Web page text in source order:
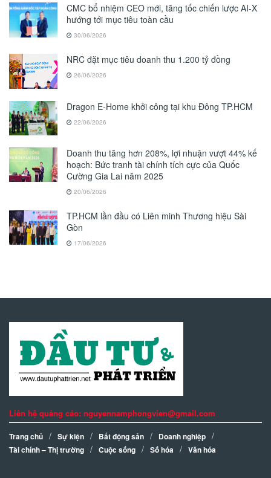
CMC bổ nhiệm CEO mới, tăng tốc chiến lược AI-X
hướng tới mục tiêu toàn cầu
30/06/2026
NRC đặt mục tiêu doanh thu 1.200 tỷ đồng
26/06/2026
Dragon E-Home khởi công tại khu Đông TP.HCM
22/06/2026
Doanh thu tăng hơn 208%, lợi nhuận vượt 44% kế
hoạch: Bức tranh tài chính tích cực của Quốc
Cường Gia Lai năm 2025
20/06/2026
TP.HCM lần đầu có Liên minh Thương hiệu Sài
Gòn
17/06/2026
Liên hệ quảng cáo: nguyennamphongvien@gmail.com
Trang chủ Sự kiện Bất động sản
Doanh nghiệp
Tài chính – Thị trường
Cuộc sống Số hóa Văn hóa